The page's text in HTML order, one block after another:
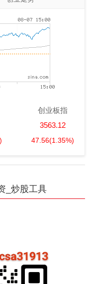
创业板指
3563.12
47.56(1.35%)
_炒股工具